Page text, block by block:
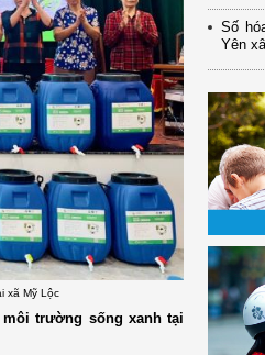
xã Mỹ Lộc
trường sống xanh tại
Số
Yên